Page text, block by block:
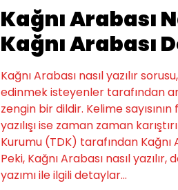
Kağnı Arabası
Kağnı Arabası
Kağnı Arabası nasıl yazılır
edinmek isteyenler tarafından
zengin bir dildir. Kelime
yazılışı ise zaman zaman
Kurumu (TDK) tarafından Kağnı
Peki, Kağnı Arabası nasıl
yazımı ile ilgili detaylar...